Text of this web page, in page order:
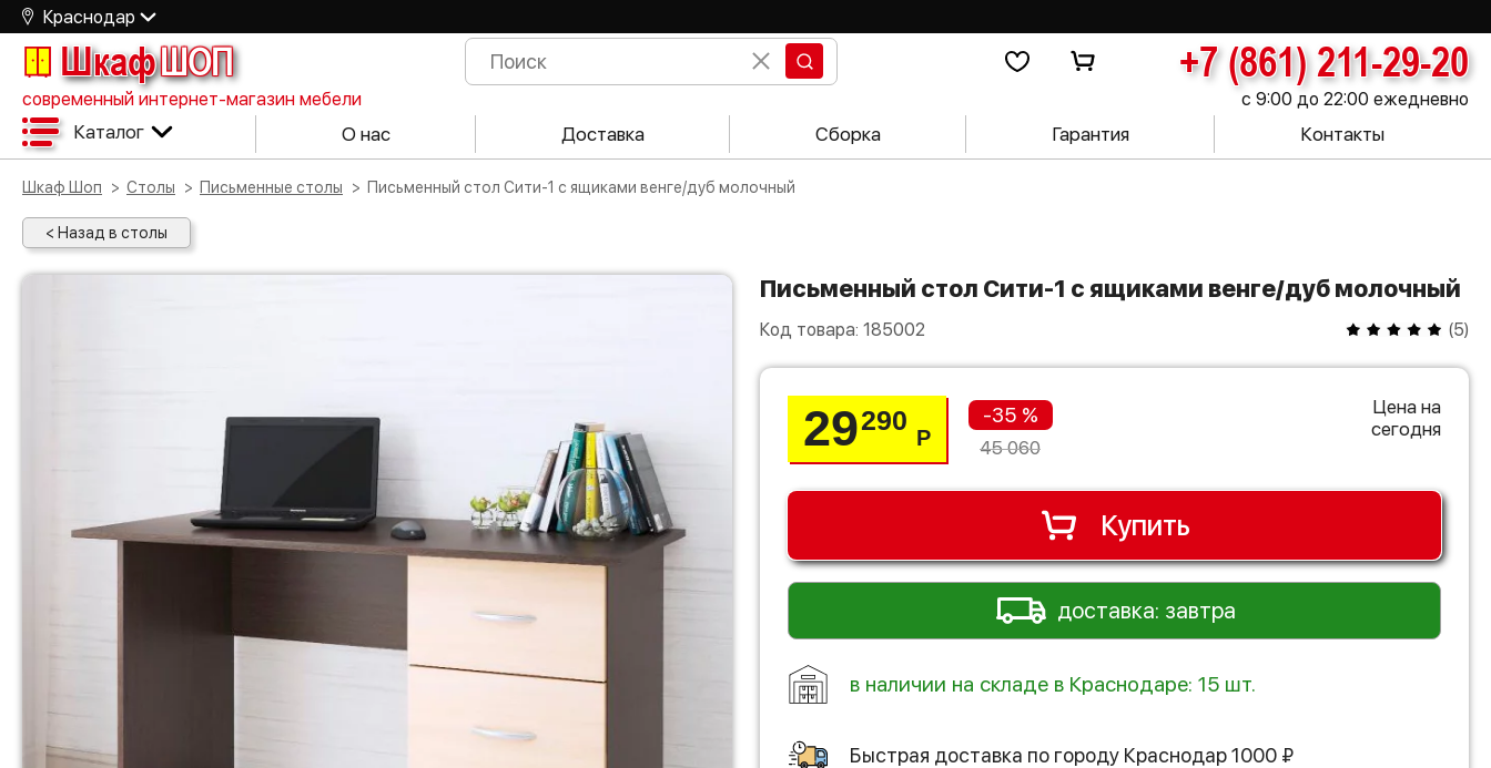
Краснодар
ШкафШОП +7 (861) 211-29-20
современный интернет-магазин мебели с 9:00 до 22:00 ежедневно
Каталог О нас Доставка Сборка Гарантия Контакты
Шкаф Шоп Столы Письменные столы Письменный стол Сити-1 с ящиками венге/дуб молочный
< Назад в столы
Письменный стол Сити-1 с ящиками венге/дуб молочный
Код товара: 185002 (5)
29290
Р
-35 %
45 060
Цена на
сегодня
Купить
доставка: завтра
в наличии на складе в Краснодаре: 15 шт.
Быстрая доставка по городу Краснодар 1000 ₽